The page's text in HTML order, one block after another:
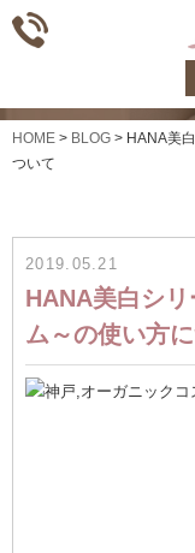
HOME > BLOG > HANA美
ついて
2019.05.21
HANA美白シ
ム～の使い方